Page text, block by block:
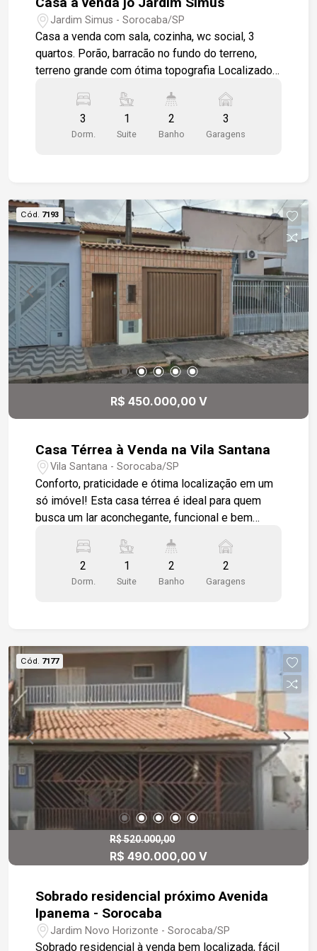
Jardim Simus - Sorocaba/SP
Casa a venda com sala, cozinha, wc social, 3
quartos. Porão, barracão no fundo do terreno,
terreno grande com ótima topografia Localizado
3
Dorm.
1
Suite
2
Banho
3
Garagens
Cód. 7193
R$ 450.000,00 V
Casa Térrea à Venda na Vila Santana
Vila Santana - Sorocaba/SP
Conforto, praticidade e ótima localização em um
só imóvel! Esta casa térrea é ideal para quem
busca um lar aconchegante, funcional e bem
fácil acesso a linhas de ônibus e comércios em
geral. Detalhes do imóvel: - Garagem para 2
veículos, com portão basculante com
valoriza a ventilação natural - Copa e cozinha com
pia em granito e gabinete sob medida -
Dormitório suíte com box em vidro temperado -
Banheiro social - Lavanderia nos fundos - Toda a
casa com piso cerâmico - Localização
estratégica: Situada na Vila Santana, próxima ao
centro de Sorocaba, com acesso rápido a linhas
de ônibus circulares e ampla variedade de
comércios, garantindo praticidade no dia a dia.
Uma excelente oportunidade para quem deseja
morar com conforto e conveniência em Sorocaba!
Agende já sua visita e conheça pessoalmente
2
Dorm.
1
Suite
2
Banho
2
Garagens
Cód. 7177
R$ 520.000,00
R$ 490.000,00 V
Sobrado residencial próximo Avenida
Ipanema - Sorocaba
Jardim Novo Horizonte - Sorocaba/SP
Sobrado residencial à venda bem localizada, fácil